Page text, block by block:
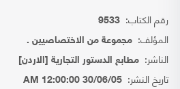
رقم الكتاب: 9533
المؤلف: مجموعة من الاختصاصيين .
الناشر: مطابع الدستور التجارية [الاردن]
تاريخ النشر: 30/06/05 12:00:00 AM